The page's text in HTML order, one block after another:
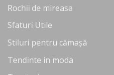
Rochii de mireasa
Sfaturi Utile
Stiluri pentru cămașă
Tendinte in moda